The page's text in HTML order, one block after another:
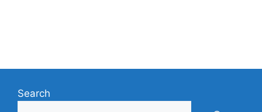
Search